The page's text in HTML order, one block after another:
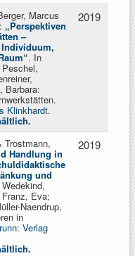
Marcus
„Perspektiven
–
“. In
Barbara:
Klinkhardt.
2019
Trostmann,
Handlung in
und
Wedekind,
Eva;
Naendrup,
in
Verlag
2019